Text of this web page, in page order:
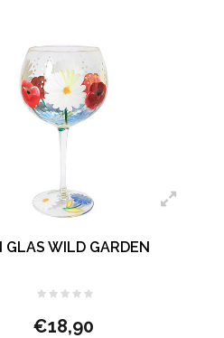
GLAS WILD GARDEN
€18,90